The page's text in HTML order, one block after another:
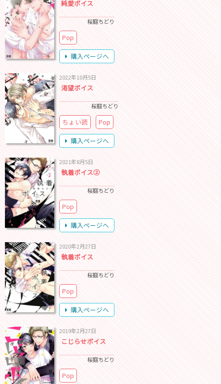
純愛ボイス
桜庭ちどり
Pop
購入ページへ
2022年10月5日
渇望ボイス
桜庭ちどり
ちょい読
Pop
購入ページへ
2021年8月5日
執着ボイス②
桜庭ちどり
Pop
購入ページへ
2020年2月27日
執着ボイス
桜庭ちどり
Pop
購入ページへ
2019年2月27日
こじらせボイス
桜庭ちどり
Pop